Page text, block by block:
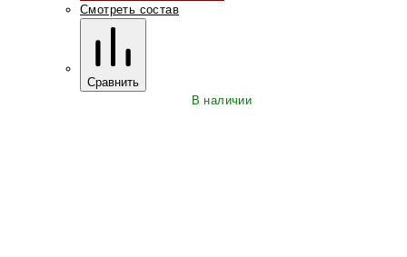
Смотреть состав
Сравнить
В наличии